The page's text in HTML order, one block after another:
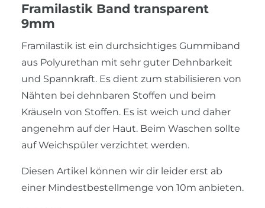
Framilastik Band transparent
9mm
Framilastik ist ein durchsichtiges Gummiband
aus Polyurethan mit sehr guter Dehnbarkeit
und Spannkraft. Es dient zum stabilisieren von
Nähten bei dehnbaren Stoffen und beim
Kräuseln von Stoffen. Es ist weich und daher
angenehm auf der Haut. Beim Waschen sollte
auf Weichspüler verzichtet werden.
Diesen Artikel können wir dir leider erst ab
einer Mindestbestellmenge von 10m anbieten.